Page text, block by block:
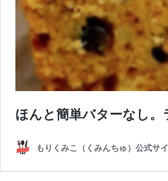
ほんと簡単バターなし。
もりくみこ（くみんちゅ）公式サ